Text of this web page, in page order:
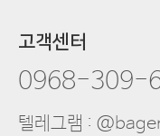
고객센터
0968-309-
텔레그램 :